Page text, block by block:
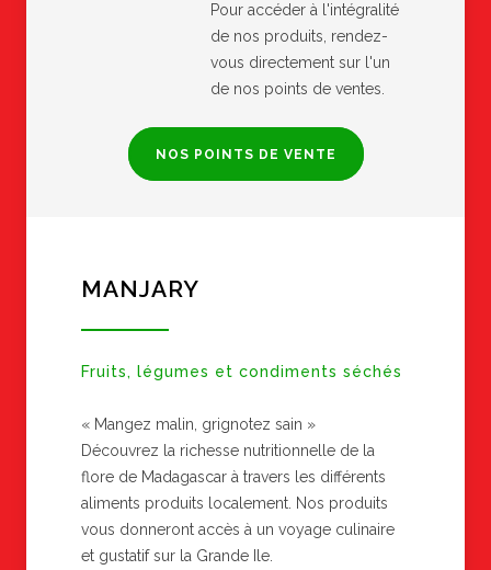
Pour accéder à l'intégralité
de nos produits, rendez-
vous directement sur l'un
de nos points de ventes.
NOS POINTS DE VENTE
MANJARY
Fruits, légumes et condiments séchés
« Mangez malin, grignotez sain »
Découvrez la richesse nutritionnelle de la
flore de Madagascar à travers les différents
aliments produits localement. Nos produits
vous donneront accès à un voyage culinaire
et gustatif sur la Grande Ile.